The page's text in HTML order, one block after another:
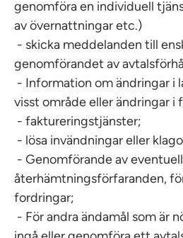
genomföra en individuell
av övernattningar etc.)
- skicka meddelanden till
genomförandet av
- Information om ändringar i
visst område eller ändringar i
- faktureringstjänster;
- lösa invändningar eller
- Genomförande av
återhämtningsförfaranden,
fordringar;
- För andra ändamål som är